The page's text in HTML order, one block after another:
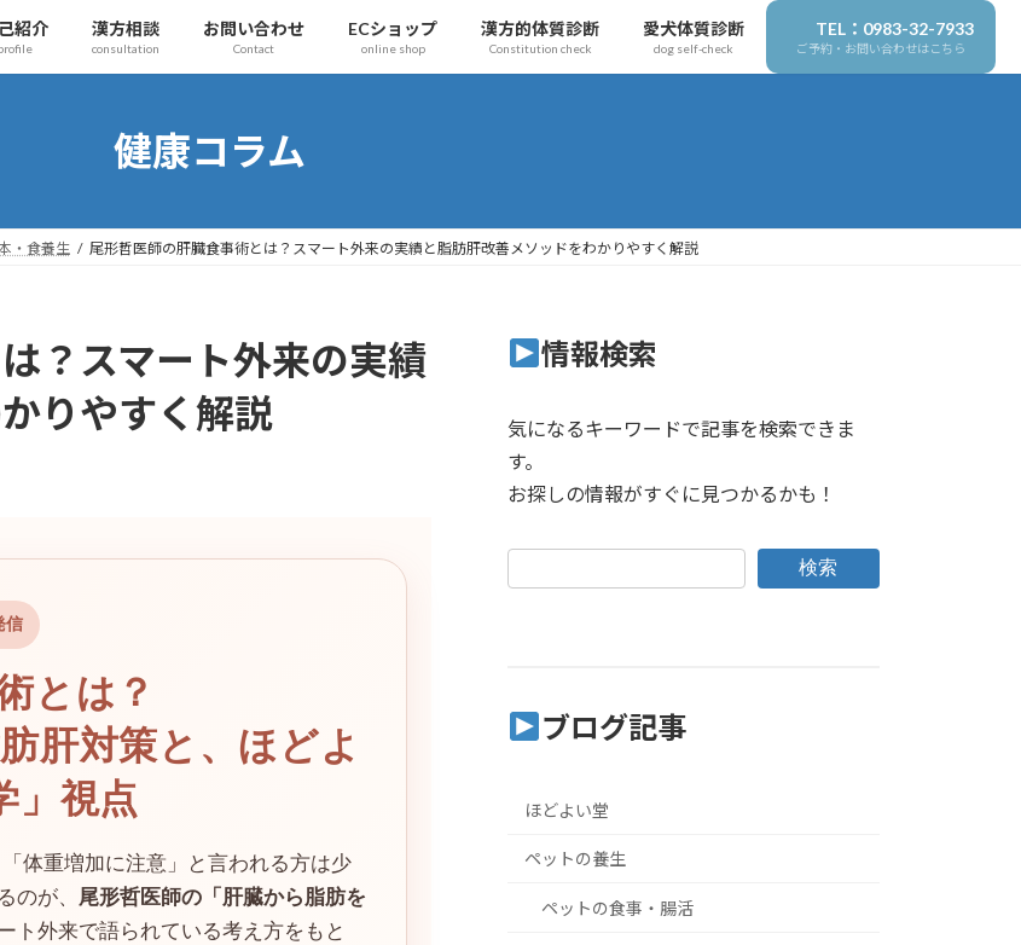
紹介 漢方相談
consultation
お問い合わせ
Contact
ECショップ
online shop
漢方的体質診断
Constitution check
愛犬体質診断
dog self-check
TEL：0983-32-7933
ご予約・お問い合わせはこちら
健康コラム
・食養生 尾形哲医師の肝臓食事術とは？スマート外来の実績と脂肪肝改善メソッドをわかりやすく解説
？スマート外来の実績
りやすく解説
信
とは？
肝対策と、ほどよ
」視点
体重増加に注意」と言われる方は少
のが、
尾形哲医師の「肝臓から脂肪を
ト外来で語られている考え方をもと
情報検索
気になるキーワードで記事を検索できま
す。
お探しの情報がすぐに見つかるかも！
検索
ブログ記事
ほどよい堂
ペットの養生
ペットの食事・腸活